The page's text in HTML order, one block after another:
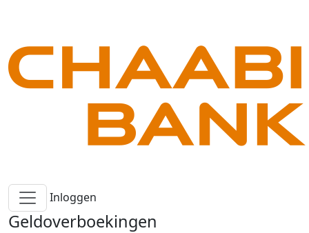
Inloggen
Geldoverboekingen